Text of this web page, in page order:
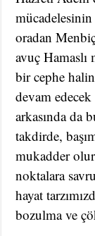
oradan
avuç Hamaslı
bir cephe
devam
arkasında da
takdirde,
mukadder
noktalara
hayat
bozulma ve